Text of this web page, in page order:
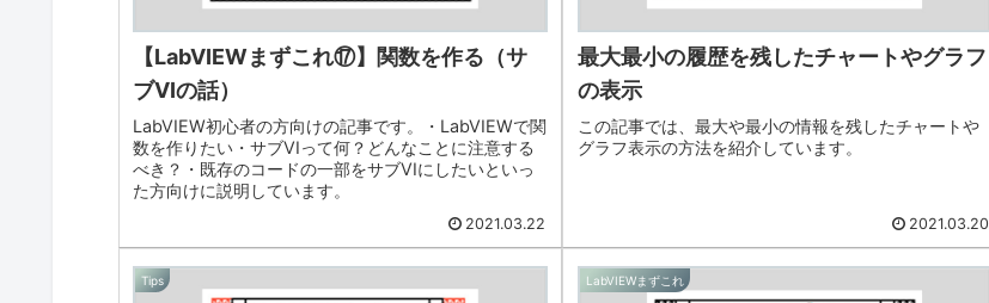
【LabVIEWまずこれ⑰】関数を作る（サ
ブVIの話）
LabVIEW初心者の方向けの記事です。・LabVIEWで関
数を作りたい・サブVIって何？どんなことに注意する
べき？・既存のコードの一部をサブVIにしたいといっ
た方向けに説明しています。
2021.03.22
最大最小の履歴を残したチャートやグラフ
の表示
この記事では、最大や最小の情報を残したチャートや
グラフ表示の方法を紹介しています。
2021.03.20
Tips LabVIEWまずこれ